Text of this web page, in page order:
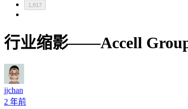
1,817
行业缩影——Accell
jjchan
2 年前